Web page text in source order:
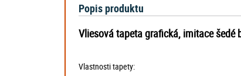
Popis produktu
Vliesová tapeta grafická, imitace šedé
Vlastnosti tapety: